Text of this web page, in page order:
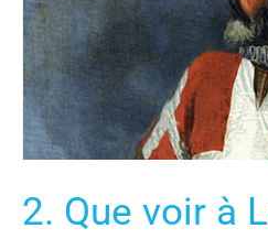
2. Que voir à